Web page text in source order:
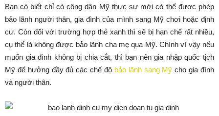
Bạn có biết chỉ có công dân Mỹ thực sự mới có thể được phép
bảo lãnh người thân, gia đình của mình sang Mỹ chơi hoặc định
cư. Còn đối với trường hợp thẻ xanh thì sẽ bị hạn chế rất nhiều,
cụ thể là không được bảo lãnh cha mẹ qua Mỹ. Chính vì vậy nếu
muốn gia đình không bị chia cắt, thì bạn nên gia nhập quốc tịch
Mỹ để hưởng đầy đủ các chế độ bảo lãnh sang Mỹ cho gia đình
và người thân.